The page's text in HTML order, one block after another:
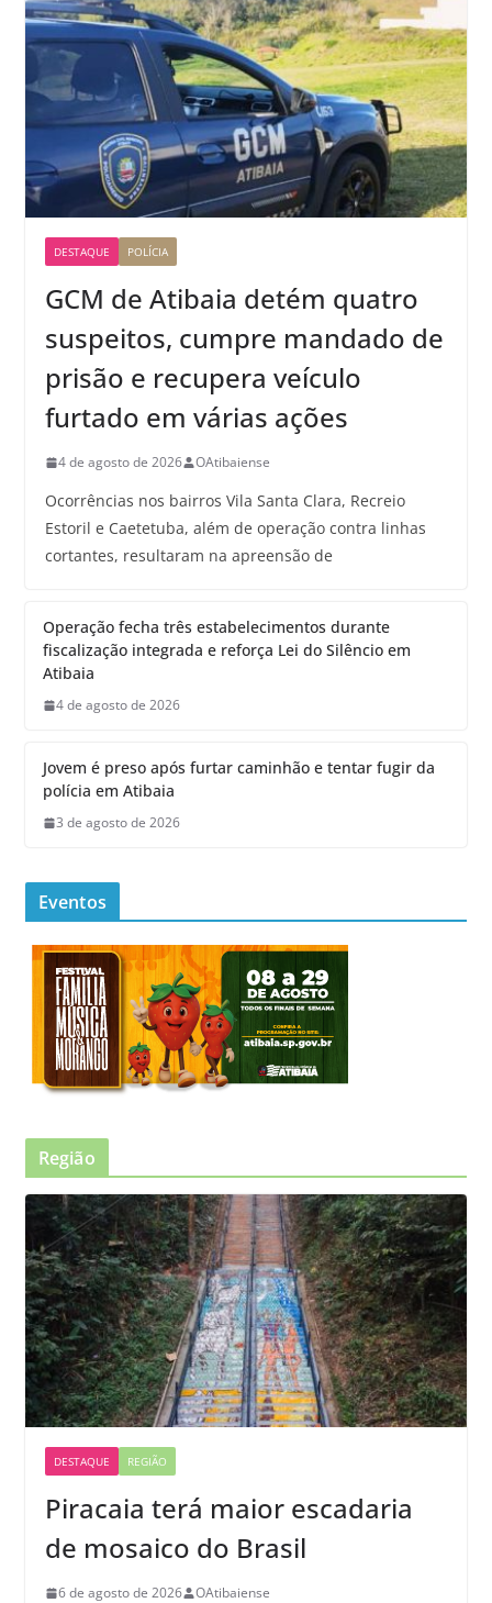
DESTAQUE POLÍCIA
GCM de Atibaia detém quatro
suspeitos, cumpre mandado de
prisão e recupera veículo
furtado em várias ações
4 de agosto de 2026 OAtibaiense
Ocorrências nos bairros Vila Santa Clara, Recreio
Estoril e Caetetuba, além de operação contra linhas
cortantes, resultaram na apreensão de
Operação fecha três estabelecimentos durante
fiscalização integrada e reforça Lei do Silêncio em
Atibaia
4 de agosto de 2026
Jovem é preso após furtar caminhão e tentar fugir da
polícia em Atibaia
3 de agosto de 2026
Eventos
Região
DESTAQUE REGIÃO
Piracaia terá maior escadaria
de mosaico do Brasil
6 de agosto de 2026 OAtibaiense